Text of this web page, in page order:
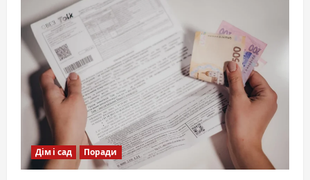
Дім і сад Поради